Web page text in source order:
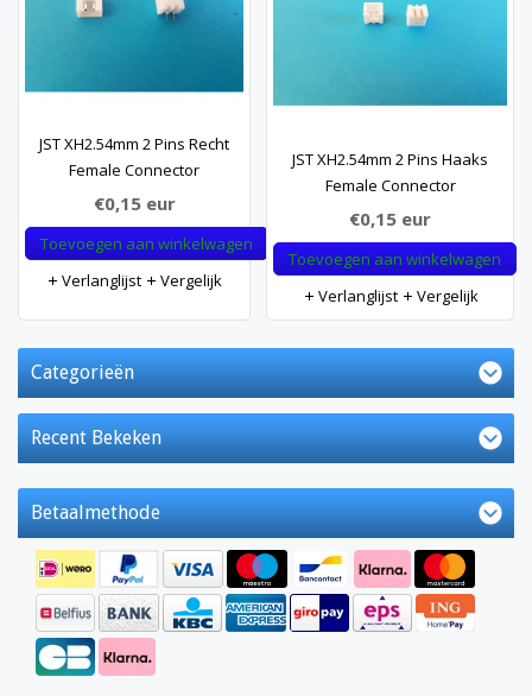
JST XH2.54mm 2 Pins Recht
Female Connector
€0,15 eur
Toevoegen aan winkelwagen
Verlanglijst
Vergelijk
JST XH2.54mm 2 Pins Haaks
Female Connector
€0,15 eur
Toevoegen aan winkelwagen
Verlanglijst
Vergelijk
Categorieën
Recent Bekeken
Betaalmethode